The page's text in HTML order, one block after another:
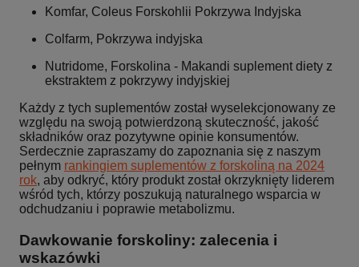
Komfar, Coleus Forskohlii Pokrzywa Indyjska
Colfarm, Pokrzywa indyjska
Nutridome, Forskolina - Makandi suplement diety z
ekstraktem z pokrzywy indyjskiej
Każdy z tych suplementów został wyselekcjonowany ze
względu na swoją potwierdzoną skuteczność, jakość
składników oraz pozytywne opinie konsumentów.
Serdecznie zapraszamy do zapoznania się z naszym
pełnym rankingiem suplementów z forskoliną na 2024
rok, aby odkryć, który produkt został okrzyknięty liderem
wśród tych, którzy poszukują naturalnego wsparcia w
odchudzaniu i poprawie metabolizmu.
Dawkowanie forskoliny: zalecenia i
wskazówki